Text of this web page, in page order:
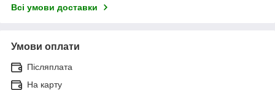
Всі умови доставки
Умови оплати
Післяплата
На карту